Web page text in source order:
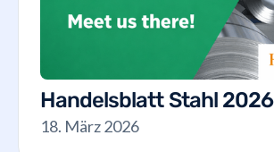
Handelsblatt Stahl 2026
18. März 2026